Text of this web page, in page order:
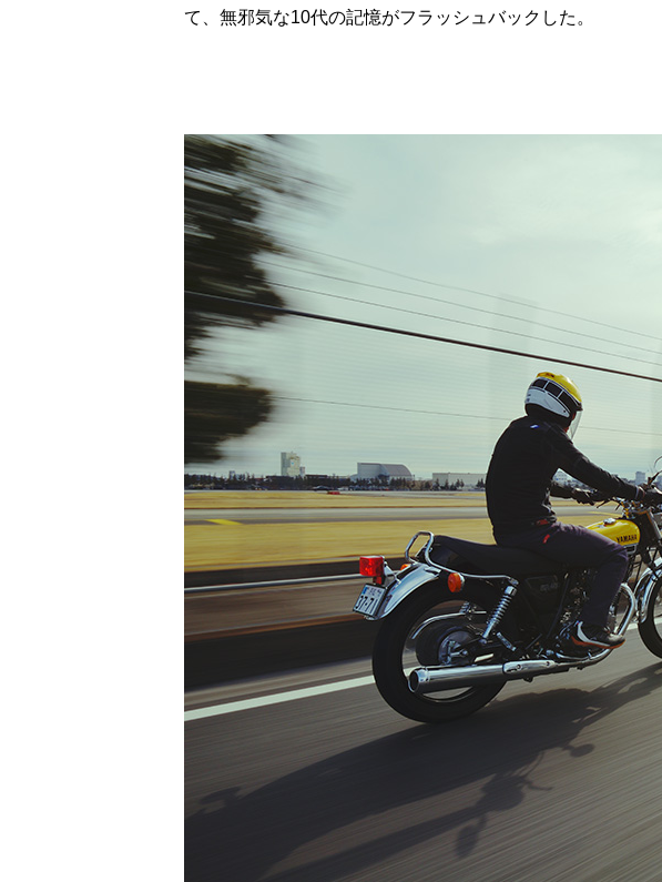
て、無邪気な10代の記憶がフラッシュバックした。